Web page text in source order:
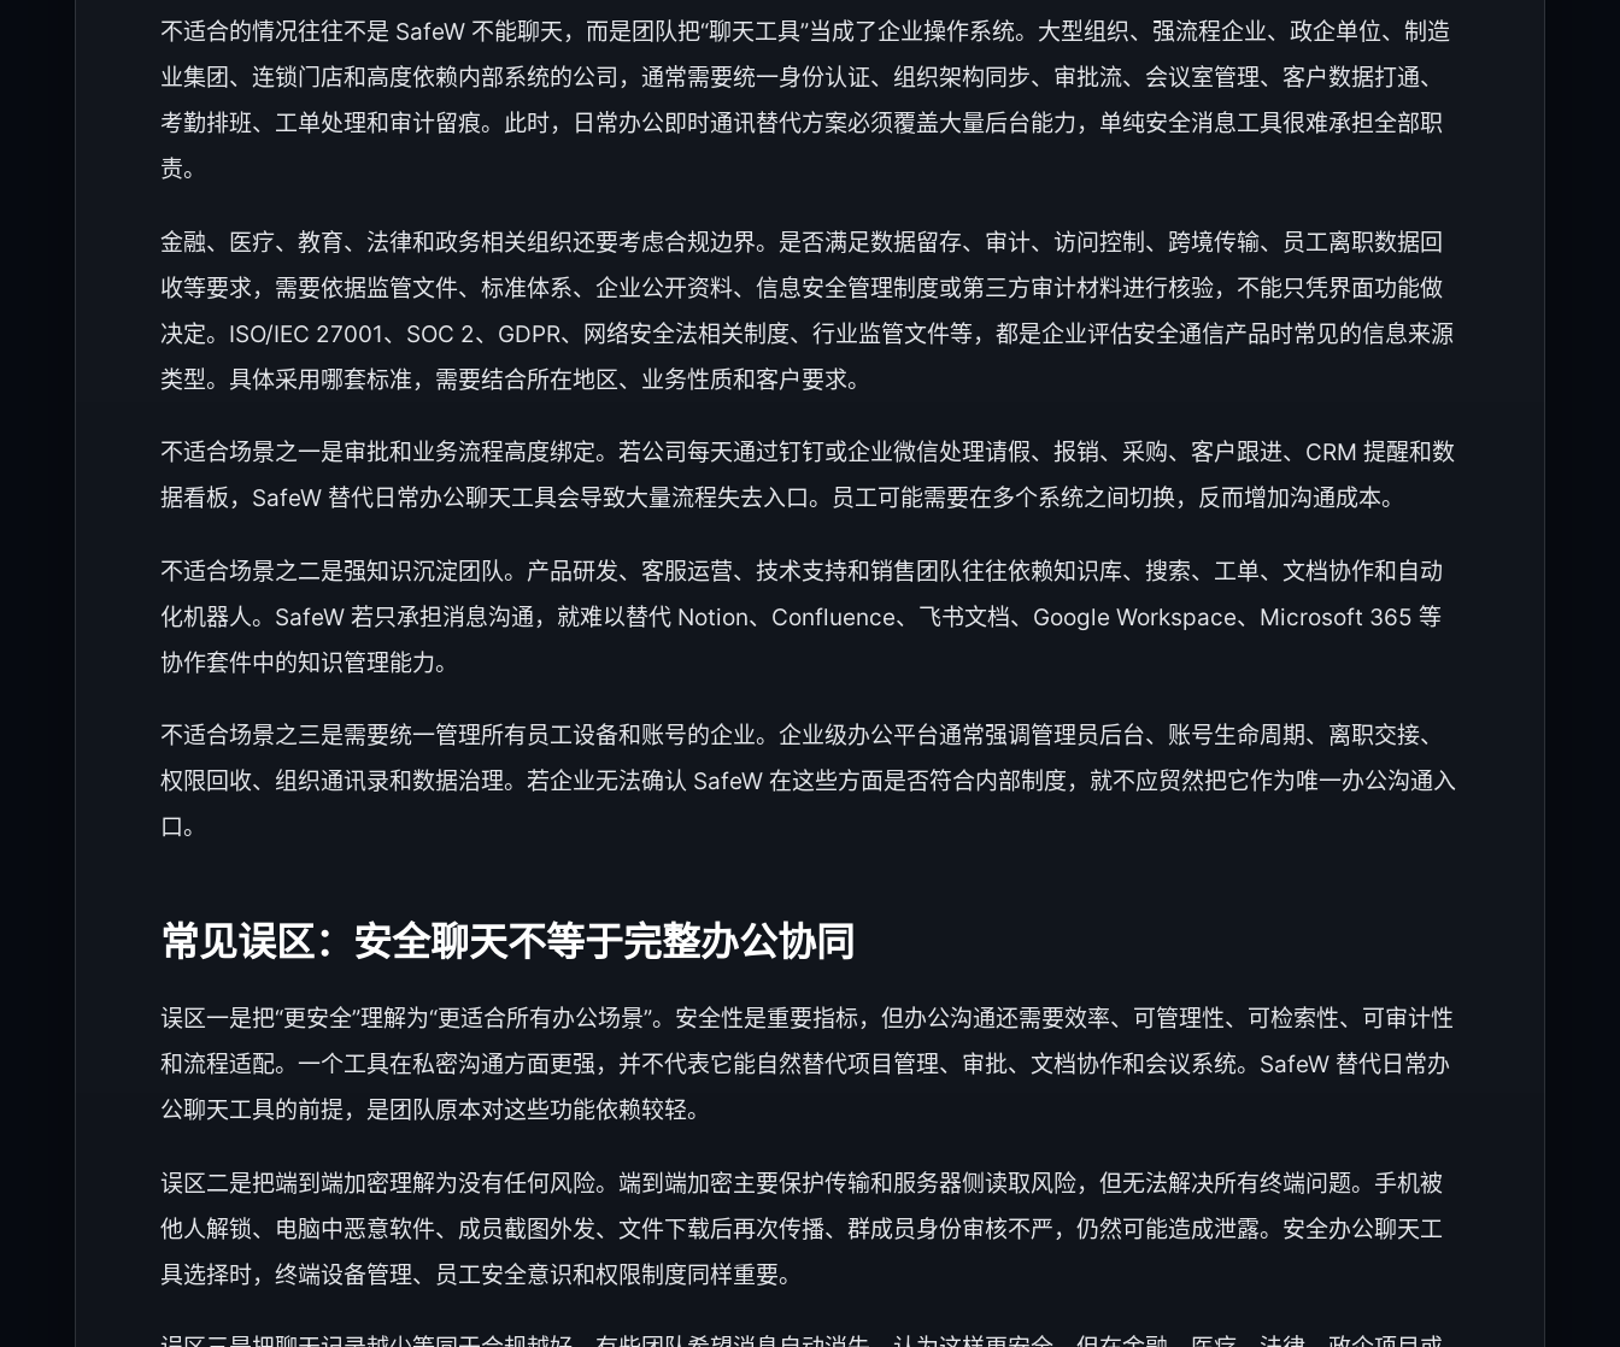
不适合的情况往往不是 SafeW 不能聊天，而是团队把“聊天工具”当成了企业操作系统。大型组织、强流程企业、政企单位、制造
业集团、连锁门店和高度依赖内部系统的公司，通常需要统一身份认证、组织架构同步、审批流、会议室管理、客户数据打通、
考勤排班、工单处理和审计留痕。此时，日常办公即时通讯替代方案必须覆盖大量后台能力，单纯安全消息工具很难承担全部职
责。
金融、医疗、教育、法律和政务相关组织还要考虑合规边界。是否满足数据留存、审计、访问控制、跨境传输、员工离职数据回
收等要求，需要依据监管文件、标准体系、企业公开资料、信息安全管理制度或第三方审计材料进行核验，不能只凭界面功能做
决定。ISO/IEC 27001、SOC 2、GDPR、网络安全法相关制度、行业监管文件等，都是企业评估安全通信产品时常见的信息来源
类型。具体采用哪套标准，需要结合所在地区、业务性质和客户要求。
不适合场景之一是审批和业务流程高度绑定。若公司每天通过钉钉或企业微信处理请假、报销、采购、客户跟进、CRM 提醒和数
据看板，SafeW 替代日常办公聊天工具会导致大量流程失去入口。员工可能需要在多个系统之间切换，反而增加沟通成本。
不适合场景之二是强知识沉淀团队。产品研发、客服运营、技术支持和销售团队往往依赖知识库、搜索、工单、文档协作和自动
化机器人。SafeW 若只承担消息沟通，就难以替代 Notion、Confluence、飞书文档、Google Workspace、Microsoft 365 等
协作套件中的知识管理能力。
不适合场景之三是需要统一管理所有员工设备和账号的企业。企业级办公平台通常强调管理员后台、账号生命周期、离职交接、
权限回收、组织通讯录和数据治理。若企业无法确认 SafeW 在这些方面是否符合内部制度，就不应贸然把它作为唯一办公沟通入
口。
常见误区：安全聊天不等于完整办公协同
误区一是把“更安全”理解为“更适合所有办公场景”。安全性是重要指标，但办公沟通还需要效率、可管理性、可检索性、可审计性
和流程适配。一个工具在私密沟通方面更强，并不代表它能自然替代项目管理、审批、文档协作和会议系统。SafeW 替代日常办
公聊天工具的前提，是团队原本对这些功能依赖较轻。
误区二是把端到端加密理解为没有任何风险。端到端加密主要保护传输和服务器侧读取风险，但无法解决所有终端问题。手机被
他人解锁、电脑中恶意软件、成员截图外发、文件下载后再次传播、群成员身份审核不严，仍然可能造成泄露。安全办公聊天工
具选择时，终端设备管理、员工安全意识和权限制度同样重要。